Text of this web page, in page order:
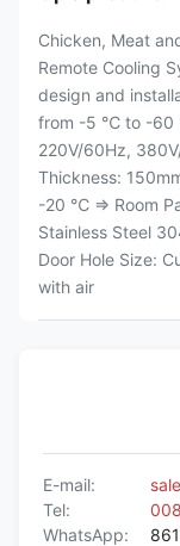
Chicken, Meat
Remote Cooling
design and
from -5 ℃ to -60
220V/60Hz,
Thickness:
-20 ℃ ⇒ Room
Stainless Steel
Door Hole Size:
with air
E-mail:
Tel:
WhatsApp: